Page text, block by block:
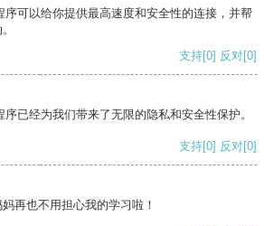
序可以给你提供最高速度和安全性的连接，并帮
支持[0] 反对[0]
已经为我们带来了无限的隐私和安全性保护。
支持[0] 反对[0]
再也不用担心我的学习啦！